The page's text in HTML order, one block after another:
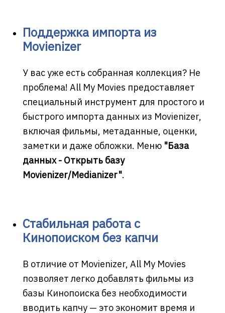
Поддержка импорта из
Movienizer
У вас уже есть собранная коллекция? Не
проблема! All My Movies предоставляет
специальный инструмент для простого и
быстрого импорта данных из Movienizer,
включая фильмы, метаданные, оценки,
заметки и даже обложки. Меню "База
данных - Открыть базу
Movienizer/Medianizer".
Стабильная работа с
Кинопоиском без капчи
В отличие от Movienizer, All My Movies
позволяет легко добавлять фильмы из
базы Кинопоиска без необходимости
вводить капчу — это экономит время и